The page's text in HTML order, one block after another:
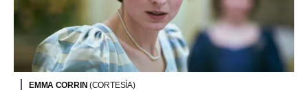
EMMA CORRIN (CORTESÍA)